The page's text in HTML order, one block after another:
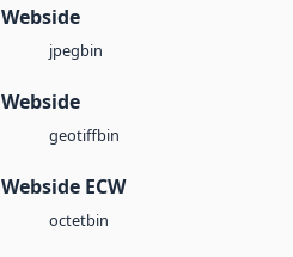
Webside
jpegbin
Webside
geotiffbin
Webside ECW
octetbin